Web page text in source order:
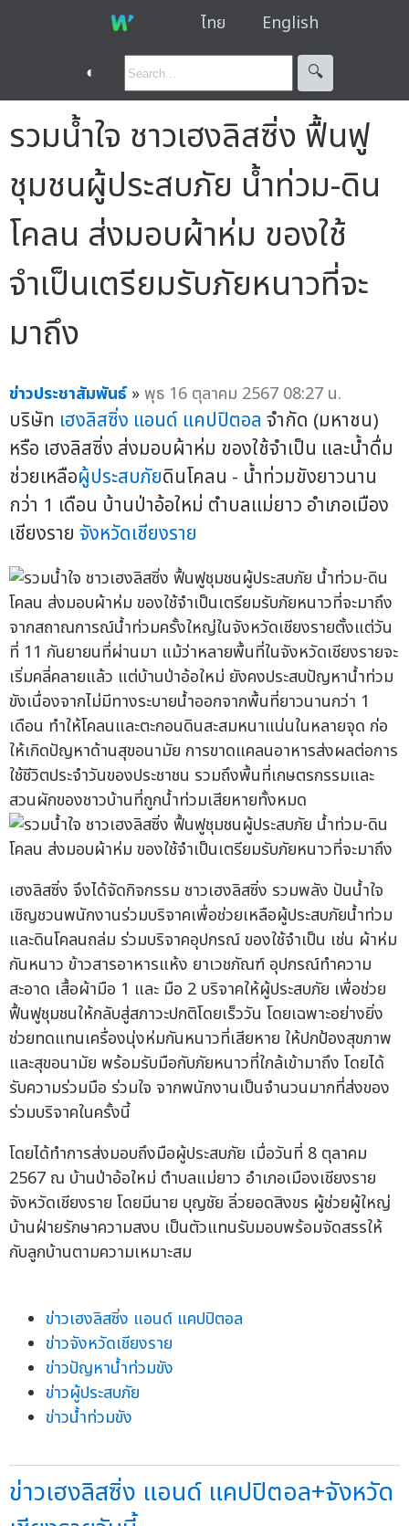
ไทย English
◐ 🔍︎
รวมน้ำใจ ชาวเฮงลิสซิ่ง ฟื้นฟู
ชุมชนผู้ประสบภัย น้ำท่วม-ดิน
โคลน ส่งมอบผ้าห่ม ของใช้
จำเป็นเตรียมรับภัยหนาวที่จะ
มาถึง
ข่าวประชาสัมพันธ์ »พุธ 16 ตุลาคม 2567 08:27 น.
บริษัท เฮงลิสซิ่ง แอนด์ แคปปิตอล จำกัด (มหาชน)
หรือ เฮงลิสซิ่ง ส่งมอบผ้าห่ม ของใช้จำเป็น และน้ำดื่ม
ช่วยเหลือผู้ประสบภัยดินโคลน - น้ำท่วมขังยาวนาน
กว่า 1 เดือน บ้านป่าอ้อใหม่ ตำบลแม่ยาว อำเภอเมือง
เชียงราย จังหวัดเชียงราย
จากสถาณการณ์น้ำท่วมครั้งใหญ่ในจังหวัดเชียงรายตั้งแต่วัน
ที่ 11 กันยายนที่ผ่านมา แม้ว่าหลายพื้นที่ในจังหวัดเชียงรายจะ
เริ่มคลี่คลายแล้ว แต่บ้านป่าอ้อใหม่ ยังคงประสบปัญหาน้ำท่วม
ขังเนื่องจากไม่มีทางระบายน้ำออกจากพื้นที่ยาวนานกว่า 1
เดือน ทำให้โคลนและตะกอนดินสะสมหนาแน่นในหลายจุด ก่อ
ให้เกิดปัญหาด้านสุขอนามัย การขาดแคลนอาหารส่งผลต่อการ
ใช้ชีวิตประจำวันของประชาชน รวมถึงพื้นที่เกษตรกรรมและ
สวนผักของชาวบ้านที่ถูกน้ำท่วมเสียหายทั้งหมด
เฮงลิสซิ่ง จึงได้จัดกิจกรรม ชาวเฮงลิสซิ่ง รวมพลัง ปันน้ำใจ
เชิญชวนพนักงานร่วมบริจาคเพื่อช่วยเหลือผู้ประสบภัยน้ำท่วม
และดินโคลนถล่ม ร่วมบริจาคอุปกรณ์ ของใช้จำเป็น เช่น ผ้าห่ม
กันหนาว ข้าวสารอาหารแห้ง ยาเวชภัณฑ์ อุปกรณ์ทำความ
สะอาด เสื้อผ้ามือ 1 และ มือ 2 บริจาคให้ผู้ประสบภัย เพื่อช่วย
ฟื้นฟูชุมชนให้กลับสู่สภาวะปกติโดยเร็ววัน โดยเฉพาะอย่างยิ่ง
ช่วยทดแทนเครื่องนุ่งห่มกันหนาวที่เสียหาย ให้ปกป้องสุขภาพ
และสุขอนามัย พร้อมรับมือกับภัยหนาวที่ใกล้เข้ามาถึง โดยได้
รับความร่วมมือ ร่วมใจ จากพนักงานเป็นจำนวนมากที่ส่งของ
ร่วมบริจาคในครั้งนี้
โดยได้ทำการส่งมอบถึงมือผู้ประสบภัย เมื่อวันที่ 8 ตุลาคม
2567 ณ บ้านป่าอ้อใหม่ ตำบลแม่ยาว อำเภอเมืองเชียงราย
จังหวัดเชียงราย โดยมีนาย บุญชัย ลิ่วยอดสิงขร ผู้ช่วยผู้ใหญ่
บ้านฝ่ายรักษาความสงบ เป็นตัวแทนรับมอบพร้อมจัดสรรให้
กับลูกบ้านตามความเหมาะสม
ข่าวเฮงลิสซิ่ง แอนด์ แคปปิตอล
ข่าวจังหวัดเชียงราย
ข่าวปัญหาน้ำท่วมขัง
ข่าวผู้ประสบภัย
ข่าวน้ำท่วมขัง
ข่าวเฮงลิสซิ่ง แอนด์ แคปปิตอล+จังหวัด